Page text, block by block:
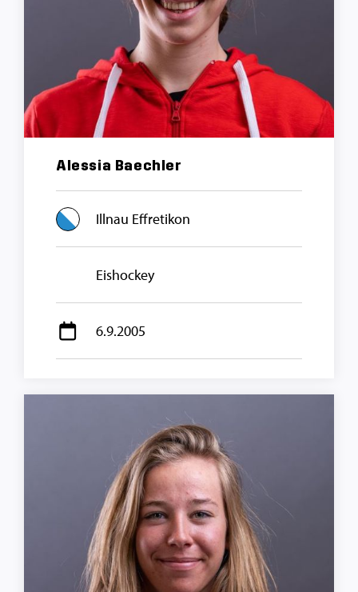
Alessia Baechler
Illnau Effretikon
Eishockey
6.9.2005